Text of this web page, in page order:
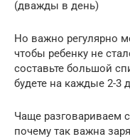
(дважды в день)
Но важно регулярно
чтобы ребенку не
составьте большой
будете на каждые 2-3
Чаще разговариваем
почему так важна